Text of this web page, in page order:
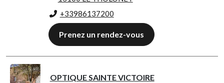
+33986137200
Prenez un rendez-vous
OPTIQUE SAINTE VICTOIRE